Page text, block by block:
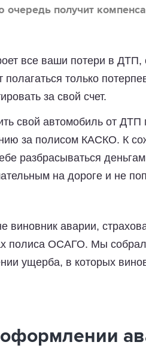
очередь получит
все ваши потери в ДТП,
полагаться только
за свой счет.
свой автомобиль от
за полисом КАСКО. К
разбрасываться
на дороге и не
аварии,
полиса ОСАГО. Мы
ущерба, в которых